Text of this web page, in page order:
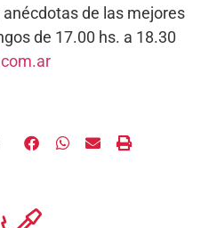
anécdotas de las mejores
de 17.00 hs. a 18.30